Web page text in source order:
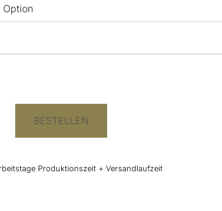
BESTELLEN
Produktionszeit + Versandlaufzeit